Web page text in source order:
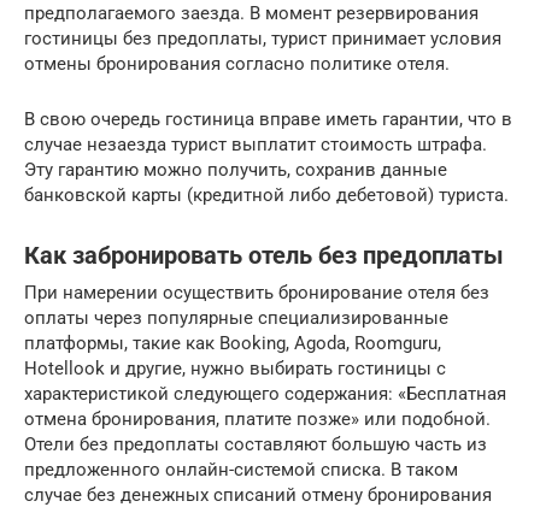
предполагаемого заезда. В момент резервирования
гостиницы без предоплаты, турист принимает условия
отмены бронирования согласно политике отеля.
В свою очередь гостиница вправе иметь гарантии, что в
случае незаезда турист выплатит стоимость штрафа.
Эту гарантию можно получить, сохранив данные
банковской карты (кредитной либо дебетовой) туриста.
Как забронировать отель без предоплаты
При намерении осуществить бронирование отеля без
оплаты через популярные специализированные
платформы, такие как Booking, Agoda, Roomguru,
Hotellook и другие, нужно выбирать гостиницы с
характеристикой следующего содержания: «Бесплатная
отмена бронирования, платите позже» или подобной.
Отели без предоплаты составляют большую часть из
предложенного онлайн-системой списка. В таком
случае без денежных списаний отмену бронирования